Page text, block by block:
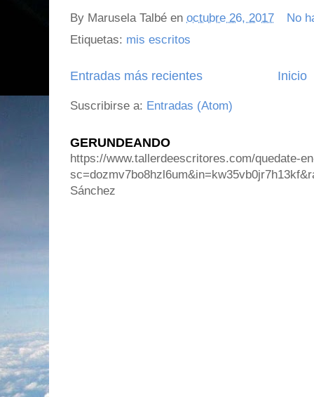
By Marusela Talbé en octubre 26, 2017
No
Etiquetas: mis escritos
Entradas más recientes Inicio
Suscribirse a: Entradas (Atom)
GERUNDEANDO
https://www.tallerdeescritores.com/quedate-
Sánchez